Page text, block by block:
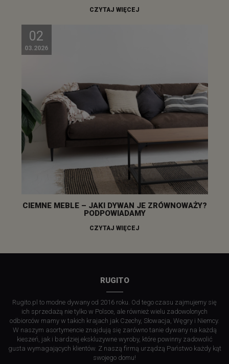
CZYTAJ WIĘCEJ
02
03.2026
CIEMNE MEBLE – JAKI DYWAN JE ZRÓWNOWAŻY?
PODPOWIADAMY
CZYTAJ WIĘCEJ
RUGITO
Rugito.pl to modne dywany od 2016 roku. Od tego czasu zajmujemy się
ich sprzedażą nie tylko w Polsce, ale również wielu zadowolonych
odbiorców mamy w takich krajach jak Czechy, Słowacja, Węgry i Niemcy.
W naszym asortymencie znajdują się zarówno tanie dywany na każdą
kieszeń, jak i bardziej ekskluzywne wyroby, które powinny zadowolić
gusta wymagających klientów. Z naszą firmą urządzą Państwo każdy kąt
swojego domu!